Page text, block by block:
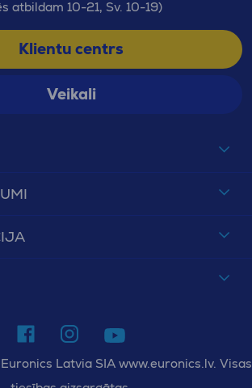
atbildam 10-21, Sv. 10-19)
Klientu centrs
Veikali
Latvia SIA www.euronics.lv. Visas